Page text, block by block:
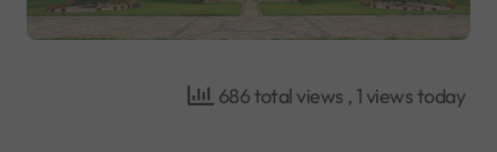
686 total views , 1 views today